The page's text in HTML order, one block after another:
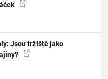
Jsou tržiště jako